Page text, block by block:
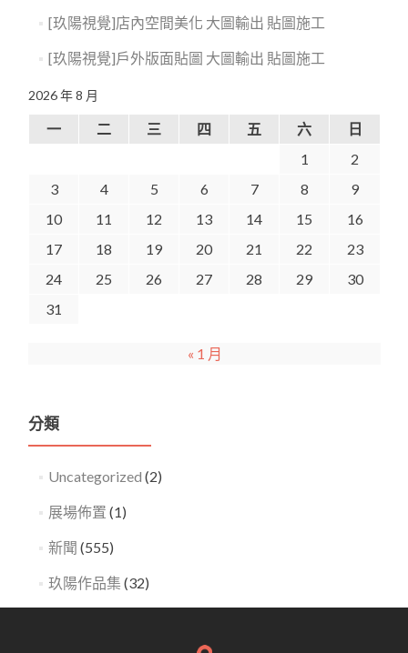
[玖陽視覺]店內空間美化 大圖輸出 貼圖施工
[玖陽視覺]戶外版面貼圖 大圖輸出 貼圖施工
2026 年 8 月
一 二 三 四 五 六
日
1
2
3
4 5 6 7 8
9
10
11 12 13 14 15
16
17
18 19 20 21 22
23
24
25 26 27 28 29
30
31
« 1 月
分類
Uncategorized (2)
展場佈置 (1)
新聞 (555)
玖陽作品集 (32)